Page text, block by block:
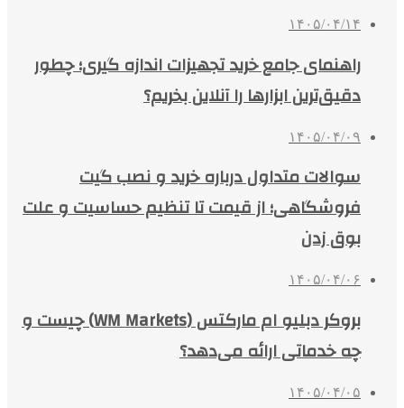
۱۴۰۵/۰۴/۱۴
راهنمای جامع خرید تجهیزات اندازه گیری؛ چطور
دقیق‌ترین ابزارها را آنلاین بخریم؟
۱۴۰۵/۰۴/۰۹
سوالات متداول درباره خرید و نصب گیت
فروشگاهی؛ از قیمت تا تنظیم حساسیت و علت
بوق زدن
۱۴۰۵/۰۴/۰۶
بروکر دبلیو ام مارکتس (WM Markets) چیست و
چه خدماتی ارائه می‌دهد؟
۱۴۰۵/۰۴/۰۵